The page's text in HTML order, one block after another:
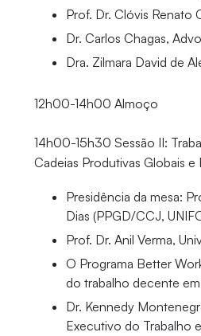
Prof. Dr. Clóvis Renato
Dr. Carlos Chagas,
Dra. Zilmara David de
12h00-14h00 Almoço
14h00-15h30 Sessão II:
Cadeias Produtivas Globais e
Presidência da mesa:
Dias (PPGD/CCJ,
Prof. Dr. Anil Verma,
O Programa Better
do trabalho decente
Dr. Kennedy
Executivo do Trabalho